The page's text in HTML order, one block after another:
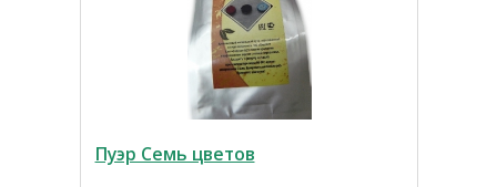
Пуэр Семь цветов